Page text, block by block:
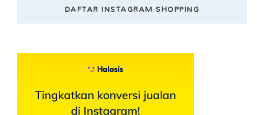
DAFTAR INSTAGRAM SHOPPING